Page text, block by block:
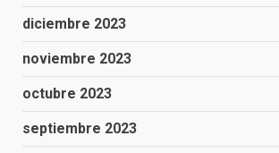
diciembre 2023
noviembre 2023
octubre 2023
septiembre 2023